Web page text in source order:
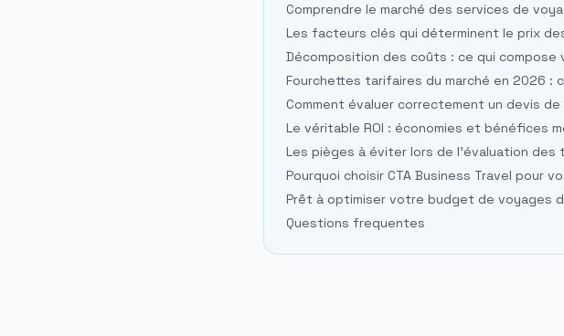
Comprendre le marché des services de
Les facteurs clés qui déterminent le prix
Décomposition des coûts : ce qui compose
Fourchettes tarifaires du marché en 2026 :
Comment évaluer correctement un devis
Le véritable ROI : économies et bénéfices
Les pièges à éviter lors de l'évaluation des
Pourquoi choisir CTA Business Travel pour
Prêt à optimiser votre budget de voyages
Questions frequentes